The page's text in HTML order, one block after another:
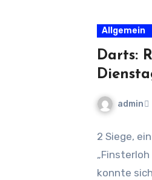
Allgemein
Darts:
admin
2 Siege,
konnte